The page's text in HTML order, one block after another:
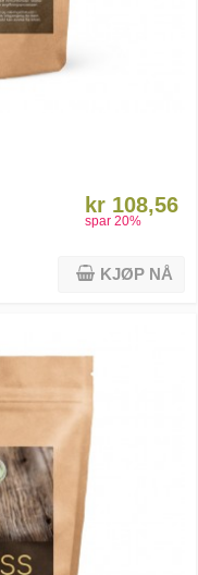
kr 108,56
spar 20%
KJØP NÅ